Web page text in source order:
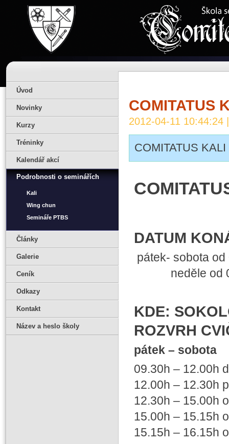
Úvod
Novinky
Kurzy
Tréninky
Kalendář akcí
Podrobnosti o seminářích
Kali
Wing chun
Semináře PTBS
Články
Galerie
Ceník
Odkazy
Kontakt
Název a heslo školy
COMITATUS
2012-04-11 10:44:24
COMITATUS
DATUM
pátek- sobota
neděle od
KDE:
ROZVRH
pátek – sobota
09.30h – 12.00h
12.00h – 12.30h
12.30h – 15.00h
15.00h – 15.15h
15.15h – 16.15h